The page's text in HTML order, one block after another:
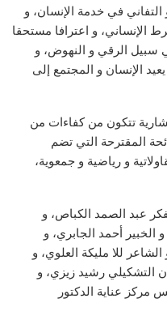
في خدمة الإنسان، و
الإنساني، و اعترافا مستحقا
سبيل الرقي و النهوض، و
الإنسان و المجتمع إلى
تتكون من كفاءات من
المقترحة التي تضم
و رياضية و جمعوية،
عبد الصمد الكباص، و
الخبير أحمد الجابري، و
للا مليكة العلوي، و
التشكيلي رشيد زيزي، و
عناية الدكتور